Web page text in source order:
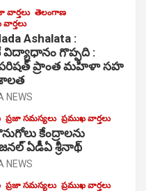
తెలంగాణ
వార్తలు
Ashalata :
గొప్పది :
ప్రాంత మహిళా సహ
NEWS
ప్రజా సమస్యలు ప్రముఖ వార్తలు
కేంద్రాల‌ను
ఏడీఏ శ్రీనాథ్
NEWS
ప్రజా సమస్యలు ప్రముఖ వార్తలు